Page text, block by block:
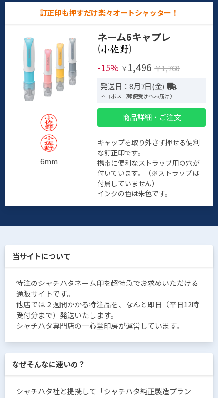
訂正印も押すだけ楽々オートシャッター！
6mm
ネーム6キャプレ
(
)
-15% ￥ 1,496 ￥1,760
発送日：8月7日(金)
ネコポス（郵便受けへお届け）
商品詳細・ご注文
キャップを取り外さず押せる便利
な訂正印です。
携帯に便利なストラップ用の穴が
付いています。（※ストラップは
付属していません）
インクの色は朱色です。
当サイトについて
特注のシャチハタネーム印を超特急でお求めいただける
通販サイトです。
他店では２週間かかる特注品を、なんと即日（平日12時
受付分まで）発送いたします。
シャチハタ専門店の一心堂印房が運営しています。
なぜそんなに速いの？
シャチハタ社と提携して「シャチハタ純正製造プラン